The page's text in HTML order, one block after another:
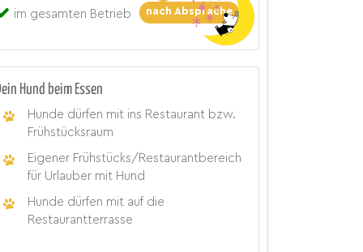
im gesamten Betrieb nach Absprache
Hund beim Essen
Hunde dürfen mit ins Restaurant bzw.
Frühstücksraum
Eigener Frühstücks/Restaurantbereich
für Urlauber mit Hund
Hunde dürfen mit auf die
Restaurantterrasse